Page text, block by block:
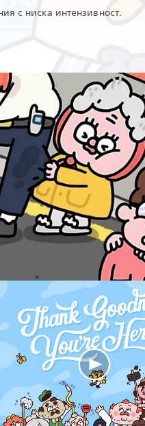
с ниска интензивност.